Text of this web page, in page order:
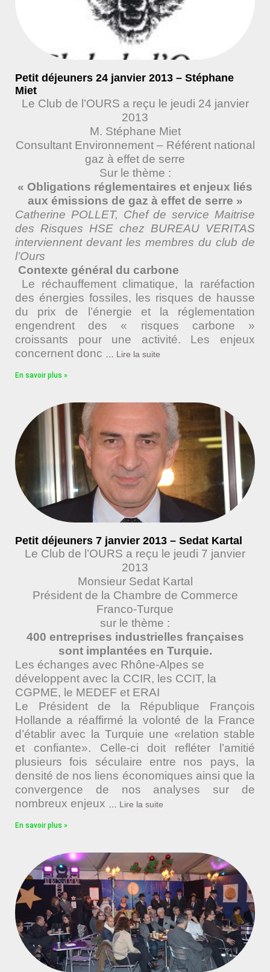
Petit déjeuners 24 janvier 2013 – Stéphane
Miet
Le Club de l’OURS a reçu le jeudi 24 janvier
2013
M. Stéphane Miet
Consultant Environnement – Référent national
gaz à effet de serre
Sur le thème :
« Obligations réglementaires et enjeux liés
aux émissions de gaz à effet de serre »
Catherine POLLET, Chef de service Maitrise
des Risques HSE chez BUREAU VERITAS
interviennent devant les membres du club de
l’Ours
Contexte général du carbone
Le réchauffement climatique, la raréfaction
des énergies fossiles, les risques de hausse
du prix de l’énergie et la réglementation
engendrent des « risques carbone »
croissants pour une activité. Les enjeux
concernent donc
Lire la suite
En savoir plus »
Petit déjeuners 7 janvier 2013 – Sedat Kartal
Le Club de l’OURS a reçu le jeudi 7 janvier
2013
Monsieur Sedat Kartal
Président de la Chambre de Commerce
Franco-Turque
sur le thème :
400 entreprises industrielles françaises
sont implantées en Turquie.
Les échanges avec Rhône-Alpes se
développent avec la CCIR, les CCIT, la
CGPME, le MEDEF et ERAI
Le Président de la République François
Hollande a réaffirmé la volonté de la France
d’établir avec la Turquie une «relation stable
et confiante». Celle-ci doit refléter l’amitié
plusieurs fois séculaire entre nos pays, la
densité de nos liens économiques ainsi que la
convergence de nos analyses sur de
nombreux enjeux
Lire la suite
En savoir plus »